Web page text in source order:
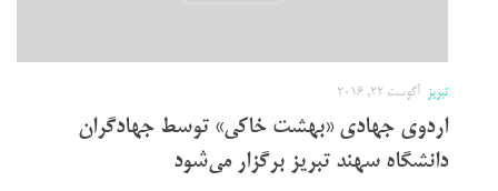
تبریز آگوست 22, 2016
اردوی جهادی «بهشت خاکی» توسط جهادگران
دانشگاه سهند تبریز برگزار می‌شود